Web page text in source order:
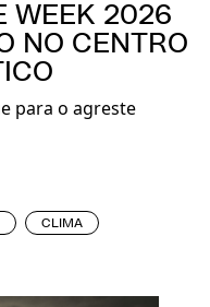
WEEK 2026
NO CENTRO
para o agreste
CLIMA